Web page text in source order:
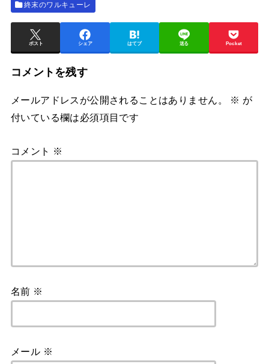
終末のワルキューレ
ポスト シェア はてブ 送る Pocket
コメントを残す
メールアドレスが公開されることはありません。 ※ が
付いている欄は必須項目です
コメント ※
名前 ※
メール ※